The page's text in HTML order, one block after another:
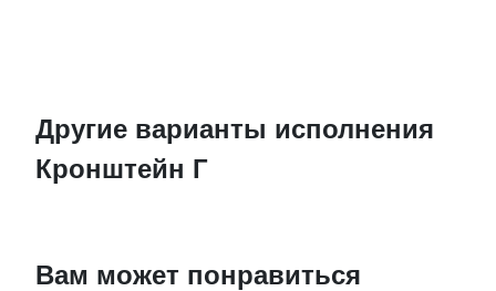
Другие варианты исполнения
Кронштейн Г
Вам может понравиться